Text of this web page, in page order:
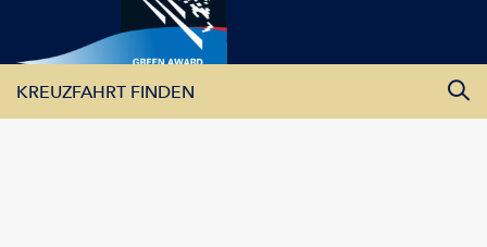
KREUZFAHRT FINDEN